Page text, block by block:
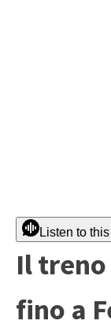
Listen to this
Il
fino a